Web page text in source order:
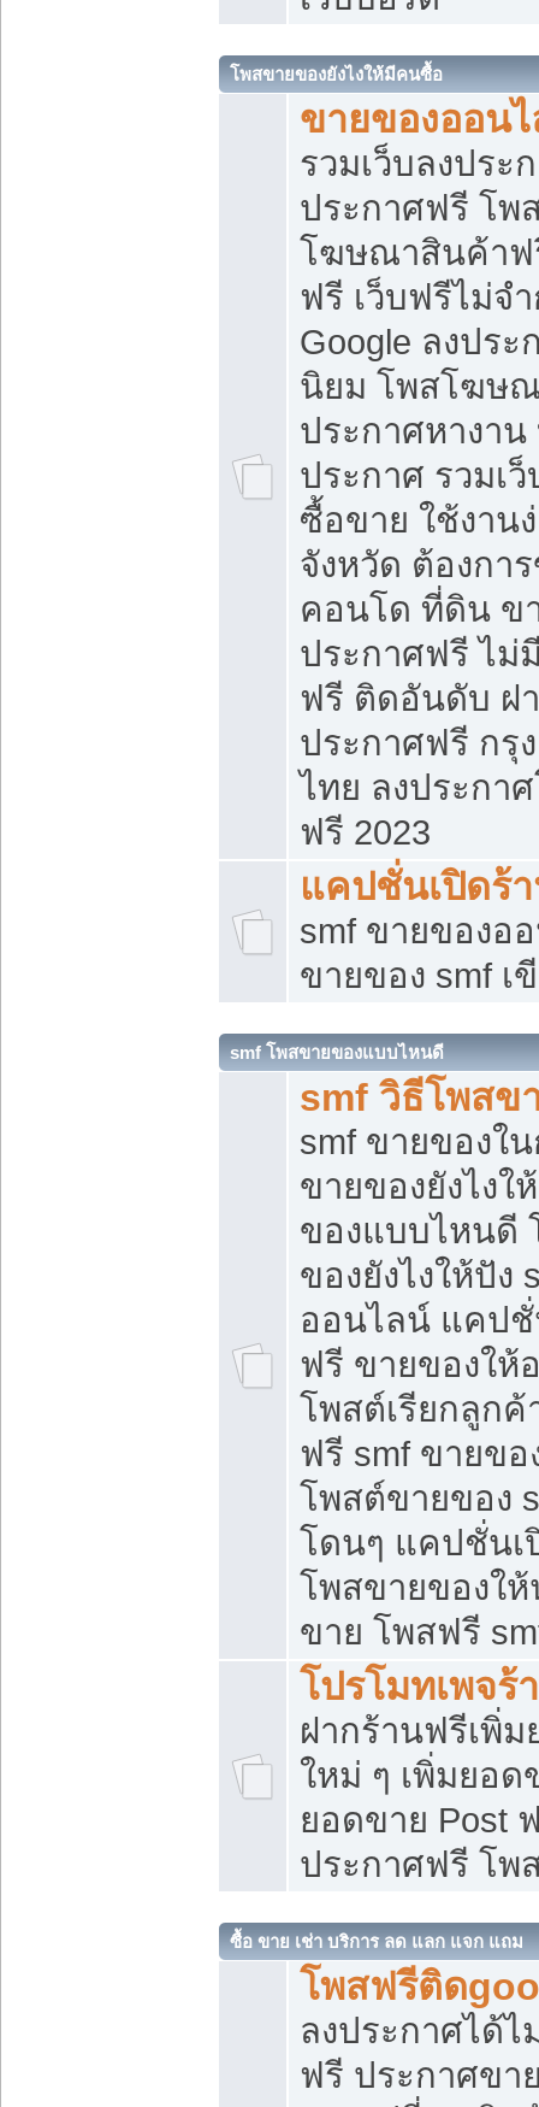
โพสขายของยังไงให้มีคนซื้อ
ขายของออน
รวมเว็บลงประ
ประกาศฟรี โพ
โฆษณาสินค้าฟ
ฟรี เว็บฟรีไม่จ
Google ลงปร
นิยม โพสโฆษ
ประกาศหางาน
ประกาศ รวมเ
ซื้อขาย ใช้งาน
จังหวัด ต้องกา
คอนโด ที่ดิน ข
ประกาศฟรี ไม่
ฟรี ติดอันดับ ฝ
ประกาศฟรี กรุ
ไทย ลงประกา
ฟรี 2023
แคปชั่นเปิดร้
smf ขายของอ
ขายของ smf เ
smf โพสขายของแบบไหนดี
smf วิธีโพสข
smf ขายของใ
ขายของยังไง
ของแบบไหนดี
ของยังไงให้ปั
ออนไลน์ แคป
ฟรี ขายของให้
โพสต์เรียกลูกค้
ฟรี smf ขายขอ
โพสต์ขายของ
โดนๆ แคปชั่นเ
โพสขายของใ
ขาย โพสฟรี
โปรโมทเพจร้
ฝากร้านฟรีเพิ่
ใหม่ ๆ เพิ่มยอด
ยอดขาย Post
ประกาศฟรี โพ
ซื้อ ขาย เช่า บริการ ลด แลก แจก แถม
โพสฟรีติด
ลงประกาศได้
ฟรี ประกาศข